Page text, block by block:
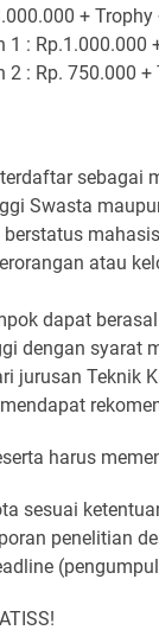
+
1 : Rp.1.000.000
2 : Rp. 750.000
sebagai
Swasta
berstatus
atau
dapat
dengan syarat
jurusan Teknik
harus
sesuai
penelitian